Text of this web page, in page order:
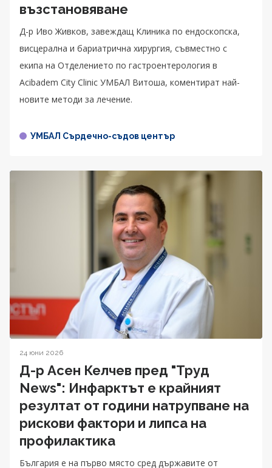
възстановяване
Д-р Иво Живков, завеждащ Клиника по ендоскопска,
висцерална и бариатрична хирургия, съвместно с
екипа на Отделението по гастроентерология в
Acibadem City Clinic УМБАЛ Витоша, коментират най-
новите методи за лечение.
УМБАЛ Сърдечно-съдов център
24 юни 2026
Д-р Асен Келчев пред "Труд
News": Инфарктът е крайният
резултат от години натрупване на
рискови фактори и липса на
профилактика
България е на първо място сред държавите от